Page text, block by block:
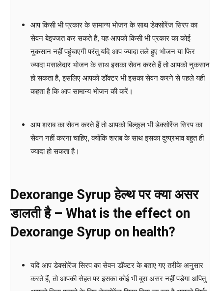
आप किसी भी प्रकार के सामान्य भोजन के साथ डेक्सोरेंज सिरप का
सेवन बेइज्जत कर सकते हैं, यह आपको किसी भी प्रकार का कोई
नुकसान नहीं पहुंचाएगी परंतु यदि आप ज्यादा तले हुए भोजन या फिर
ज्यादा मसालेदार भोजन के साथ इसका सेवन करते हैं तो आपको नुकसान
हो सकता है, इसलिए आपको डॉक्टर भी इसका सेवन करने से पहले यही
कहता है कि आप सामान्य भोजन की करें।
आप शराब का सेवन करते हैं तो आपको बिल्कुल भी डेक्सोरेंज सिरप का
सेवन नहीं करना चाहिए, क्योंकि शराब के साथ इसका दुष्प्रभाव बहुत ही
ज्यादा हो सकता है।
Dexorange Syrup हेल्थ पर क्या असर
डालती है – What is the effect on
Dexorange Syrup on health?
यदि आप डेक्सोरेंज सिरप का सेवन डॉक्टर के बताए गए तरीके अनुसार
करते हैं, तो आपकी सेहत पर इसका कोई भी बुरा असर नहीं पड़ेगा अपितु